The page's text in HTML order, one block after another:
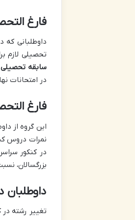
فارغ
داوطلبانی
تحصیلی لازم
سابقه تحصیلی
در امتحانات
فارغ
این گروه از
نمرات دروس
در کنکور
بزرگسالان،
داوطلبان
تغییر رشته